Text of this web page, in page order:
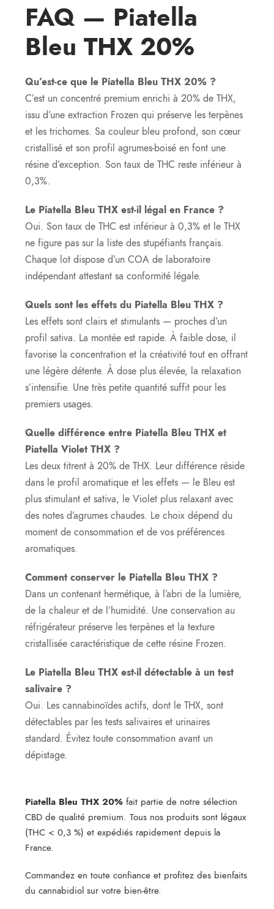
FAQ — Piatella
Bleu THX 20%
Qu’est-ce que le Piatella Bleu THX 20% ?
C’est un concentré premium enrichi à 20% de THX,
issu d’une extraction Frozen qui préserve les terpènes
et les trichomes. Sa couleur bleu profond, son cœur
cristallisé et son profil agrumes-boisé en font une
résine d’exception. Son taux de THC reste inférieur à
0,3%.
Le Piatella Bleu THX est-il légal en France ?
Oui. Son taux de THC est inférieur à 0,3% et le THX
ne figure pas sur la liste des stupéfiants français.
Chaque lot dispose d’un COA de laboratoire
indépendant attestant sa conformité légale.
Quels sont les effets du Piatella Bleu THX ?
Les effets sont clairs et stimulants — proches d’un
profil sativa. La montée est rapide. À faible dose, il
favorise la concentration et la créativité tout en offrant
une légère détente. À dose plus élevée, la relaxation
s’intensifie. Une très petite quantité suffit pour les
premiers usages.
Quelle différence entre Piatella Bleu THX et
Piatella Violet THX ?
Les deux titrent à 20% de THX. Leur différence réside
dans le profil aromatique et les effets — le Bleu est
plus stimulant et sativa, le Violet plus relaxant avec
des notes d’agrumes chaudes. Le choix dépend du
moment de consommation et de vos préférences
aromatiques.
Comment conserver le Piatella Bleu THX ?
Dans un contenant hermétique, à l’abri de la lumière,
de la chaleur et de l’humidité. Une conservation au
réfrigérateur préserve les terpènes et la texture
cristallisée caractéristique de cette résine Frozen.
Le Piatella Bleu THX est-il détectable à un test
salivaire ?
Oui. Les cannabinoïdes actifs, dont le THX, sont
détectables par les tests salivaires et urinaires
standard. Évitez toute consommation avant un
dépistage.
Piatella Bleu THX 20% fait partie de notre sélection
CBD de qualité premium. Tous nos produits sont légaux
(THC < 0,3 %) et expédiés rapidement depuis la
France.
Commandez en toute confiance et profitez des bienfaits
du cannabidiol sur votre bien-être.